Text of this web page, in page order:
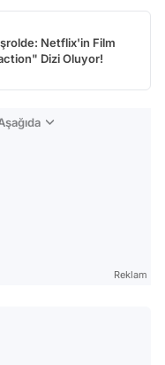
Netflix'in Film
Dizi Oluyor!
Reklam